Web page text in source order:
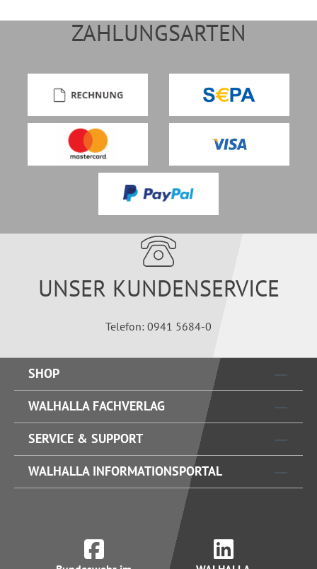
ZAHLUNGSARTEN
UNSER KUNDENSERVICE
Telefon: 0941 5684-0
SHOP
WALHALLA FACHVERLAG
SERVICE & SUPPORT
WALHALLA INFORMATIONSPORTAL